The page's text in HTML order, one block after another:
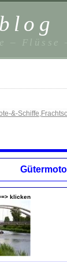
– Flüsse
&-Schiffe,
klicken